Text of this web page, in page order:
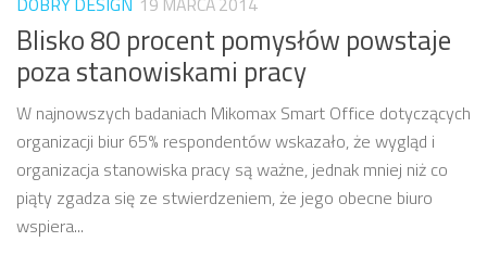
Blisko 80 procent pomysłów powstaje
poza stanowiskami pracy
W najnowszych badaniach Mikomax Smart Office dotyczących
organizacji biur 65% respondentów wskazało, że wygląd i
organizacja stanowiska pracy są ważne, jednak mniej niż co
piąty zgadza się ze stwierdzeniem, że jego obecne biuro
wspiera...